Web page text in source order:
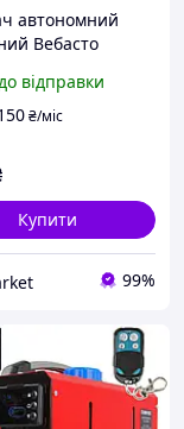
автономний
Вебасто
відправки
₴/міс
Купити
99%